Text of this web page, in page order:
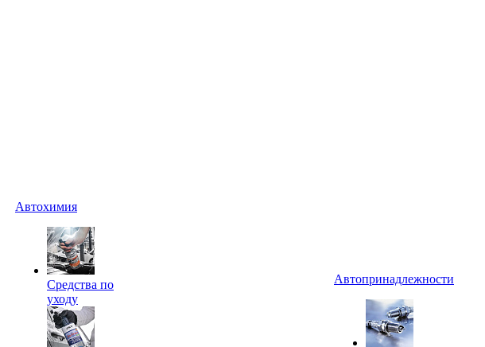
Автохимия
Средства по
уходу
Автопринадлежности